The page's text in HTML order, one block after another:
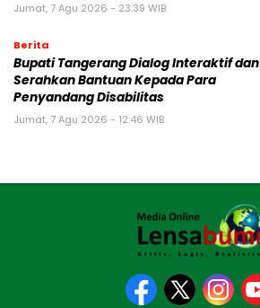
Jumat, 7 Agu 2026 - 23:39 WIB
Berita
Bupati Tangerang Dialog Interaktif dan
Serahkan Bantuan Kepada Para
Penyandang Disabilitas
Jumat, 7 Agu 2026 - 12:46 WIB